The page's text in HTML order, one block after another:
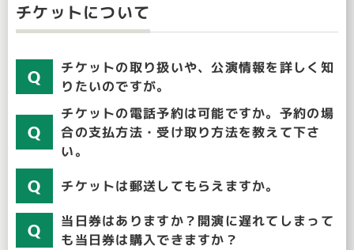
チケットについて
チケットの取り扱いや、公演情報を詳しく知
りたいのですが。
チケットの電話予約は可能ですか。予約の場
合の支払方法・受け取り方法を教えて下さ
い。
チケットは郵送してもらえますか。
当日券はありますか？開演に遅れてしまって
も当日券は購入できますか？